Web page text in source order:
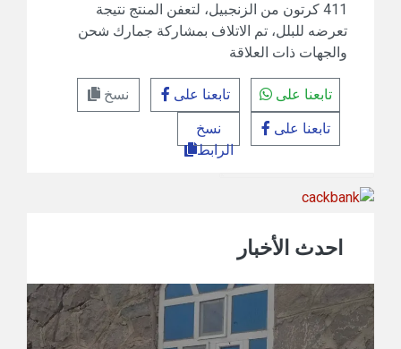
411 كرتون من الزنجبيل، لتعفن المنتج نتيجة
تعرضه للبلل، تم الاتلاف بمشاركة جمارك شحن
والجهات ذات العلاقة
تابعنا على تابعنا على
نسخ
تابعنا على
نسخ
الرابط
احدث الأخبار